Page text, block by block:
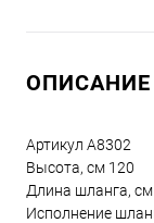
ОПИСАНИЕ
Артикул A8302
Высота, см 120
Длина шланга,
Исполнение